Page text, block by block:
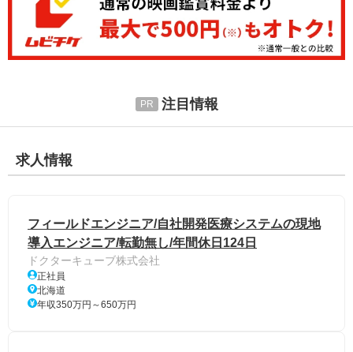
注目情報
求人情報
フィールドエンジニア/自社開発医療システムの現地
導入エンジニア/転勤無し/年間休日124日
ドクターキューブ株式会社
正社員
北海道
年収350万円～650万円